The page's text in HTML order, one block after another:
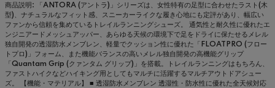
商品説明: 「ANTORA (アントラ)」シリーズは、女性特有の足型に合わせたラスト(木
型)、ナチュラルなフィット感、スニーカーライクな履き心地にも定評があり、幅広い
ファンから信頼を集めているトレイルランニングシューズ。 通気性と耐久性に優れたエ
ンジニアードメッシュアッパー、あらゆる天候の環境下で足をドライに保たせるメレル
独自開発の透湿防水メンブレン、軽量でクッション性に優れた「FLOATPRO (フロー
トプロ)」フォーム、また機能バランスの高いメレル独自開発の高機能グリップ
「Quantam Grip (クァンタム グリップ)」を搭載。トレイルランニングはもちろん、
ファストハイクなどハイキング用としてもマルチに活躍するマルチアウトドアシュー
ズ。 【機能・マテリアル】 ■ 透湿防水メンブレン 透湿性・防水性に優れた全天候対応